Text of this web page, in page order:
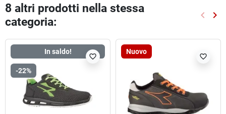
8 altri prodotti nella stessa
categoria:
keyboard_arrow_left keyboard_arrow_right
In saldo!
-22%
favorite_border
Nuovo
favorite_border